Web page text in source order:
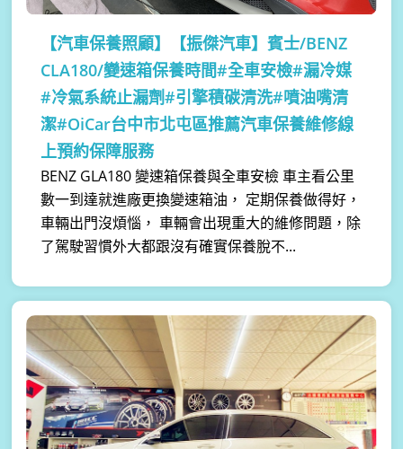
【汽車保養照顧】
【振傑汽車】賓士/BENZ
CLA180/變速箱保養時間#全車安檢#漏冷媒
#冷氣系統止漏劑#引擎積碳清洗#噴油嘴清
潔#OiCar台中市北屯區推薦汽車保養維修線
上預約保障服務
BENZ GLA180 變速箱保養與全車安檢 車主看公里
數一到達就進廠更換變速箱油， 定期保養做得好，
車輛出門沒煩惱， 車輛會出現重大的維修問題，除
了駕駛習慣外大都跟沒有確實保養脫不...